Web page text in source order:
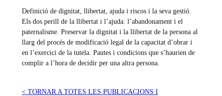
Definició de dignitat, llibertat, ajuda i riscos i la seva gestió.
Els dos perill de la llibertat i l’ajuda: l’abandonament i el
paternalisme. Preservar la dignitat i la llibertat de la persona al
llarg del procés de modificació legal de la capacitat d’obrar i
en l’exercici de la tutela. Pautes i condicions que s’haurien de
complir a l’hora de decidir per una altra persona.
< TORNAR A TOTES LES PUBLICACIONS I